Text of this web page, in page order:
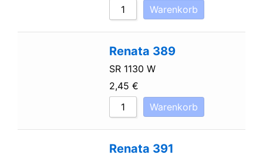
Warenkorb
Renata 389
SR 1130 W
2,45 €
Warenkorb
Renata 391